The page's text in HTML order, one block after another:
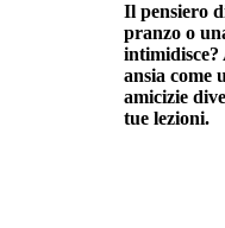
Il pensiero
pranzo o
ansia come
amicizie
tue lezioni.